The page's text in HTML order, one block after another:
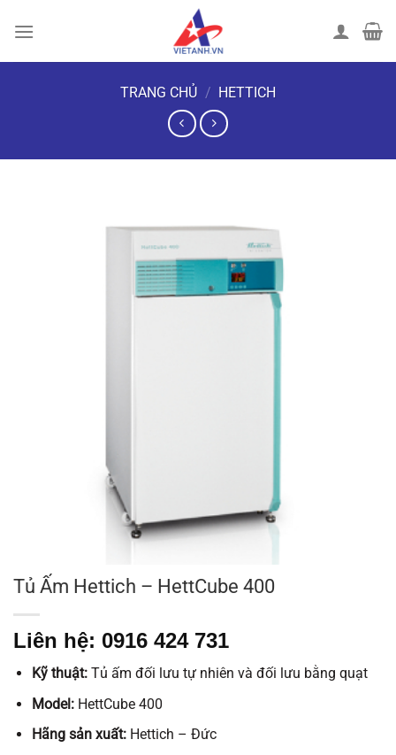
đến
TRANG CHỦ / HETTICH
Tủ Ấm Hettich – HettCube 400
Liên hệ: 0916 424 731
Kỹ thuật: Tủ ấm đối lưu tự nhiên và đối lưu bằng quạt
Model: HettCube 400
Hãng sản xuất: Hettich – Đức